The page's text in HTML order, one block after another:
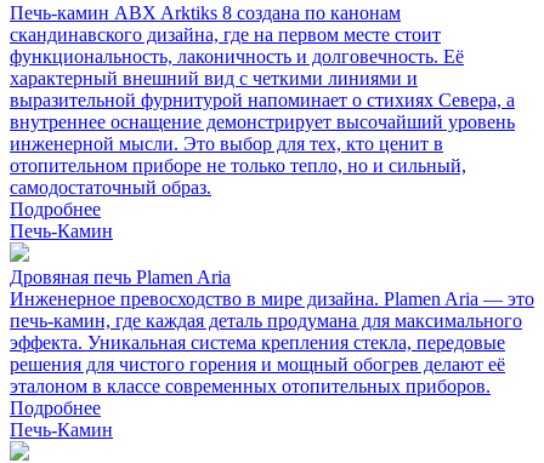
Печь-камин ABX Arktiks 8 создана по канонам
скандинавского дизайна, где на первом месте стоит
функциональность, лаконичность и долговечность. Её
характерный внешний вид с четкими линиями и
выразительной фурнитурой напоминает о стихиях Севера, а
внутреннее оснащение демонстрирует высочайший уровень
инженерной мысли. Это выбор для тех, кто ценит в
отопительном приборе не только тепло, но и сильный,
самодостаточный образ.
Подробнее
Печь-Камин
Дровяная печь Plamen Aria
Инженерное превосходство в мире дизайна. Plamen Aria — это
печь-камин, где каждая деталь продумана для максимального
эффекта. Уникальная система крепления стекла, передовые
решения для чистого горения и мощный обогрев делают её
эталоном в классе современных отопительных приборов.
Подробнее
Печь-Камин